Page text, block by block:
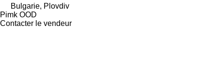
Bulgarie, Plovdiv
Pimk OOD
Contacter le vendeur